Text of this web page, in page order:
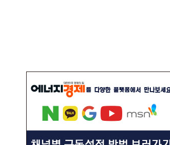
서울시 “정비사업 31만가구 착공해도 이주대
란 없다”…정부에 규제완화 촉구